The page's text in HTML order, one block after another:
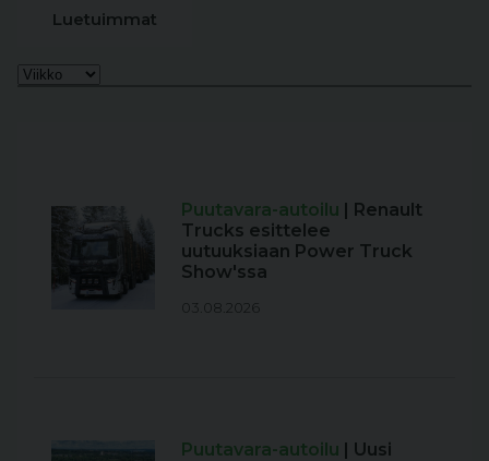
Luetuimmat
Puutavara-autoilu | Renault
Trucks esittelee
uutuuksiaan Power Truck
Show'ssa
03.08.2026
Puutavara-autoilu | Uusi